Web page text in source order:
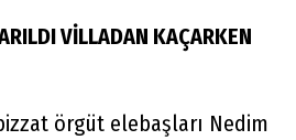
VİLLADAN KAÇARKEN
örgüt elebaşları Nedim